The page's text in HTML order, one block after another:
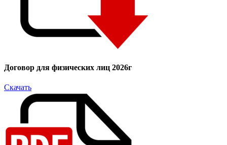
Договор для физических лиц 2026г
Скачать